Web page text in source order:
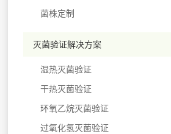
菌株定制
灭菌验证解决方案
湿热灭菌验证
干热灭菌验证
环氧乙烷灭菌验证
过氧化氢灭菌验证